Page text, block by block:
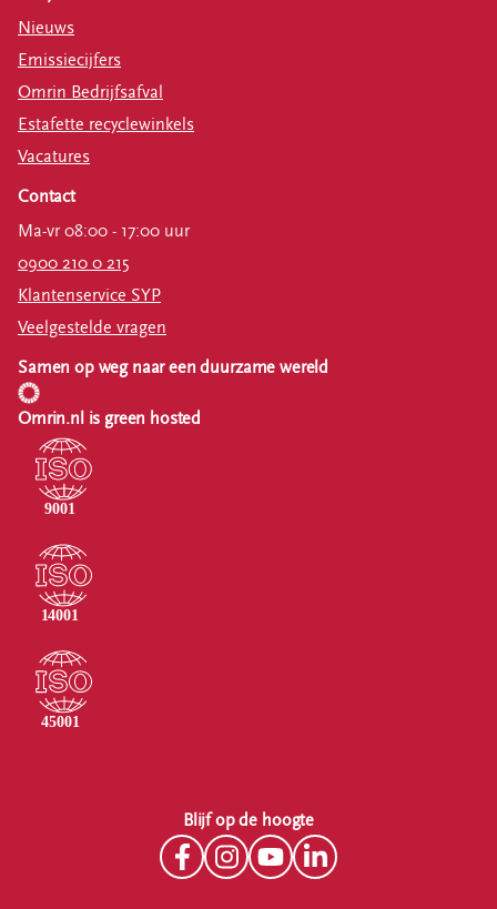
Nieuws
Emissiecijfers
Omrin Bedrijfsafval
Estafette recyclewinkels
Vacatures
Contact
Ma-vr 08:00 - 17:00 uur
0900 210 0 215
Klantenservice SYP
Veelgestelde vragen
Samen op weg naar een duurzame wereld
Omrin.nl is green hosted
Blijf op de hoogte